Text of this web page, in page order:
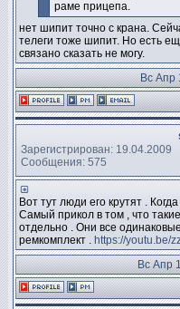
раме прицепа.
нет шипит точно с крана.
телеги тоже шипит. Но есть
связано сказать не могу.
Вс Апр
Зарегистрирован: 19.04.2009
Сообщения: 575
Вот тут люди его крутят .
Самый прикол в том , что
отдельно . Они все
ремкомплект . https://youtu.be/
Вс Апр